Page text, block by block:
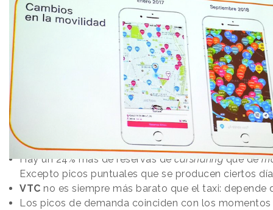
Hay un 24% más de reservas de carsharing que de
Excepto picos puntuales que se producen ciertos
VTC no es siempre más barato que el taxi: depende
Los picos de demanda coinciden con los